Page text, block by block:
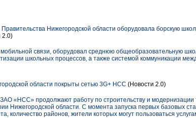
Нижегородской области оборудовала борскую
2.0)
связи, оборудовал среднюю общеобразовательную
школьных процессов, а также системой коммуникации
области покрыты сетью 3G+ НСС (Новости 2.0)
«НСС» продолжают работу по строительству и
Нижегородской области. С момента запуска первых базовых
количество районов, жители которых могут пользоваться